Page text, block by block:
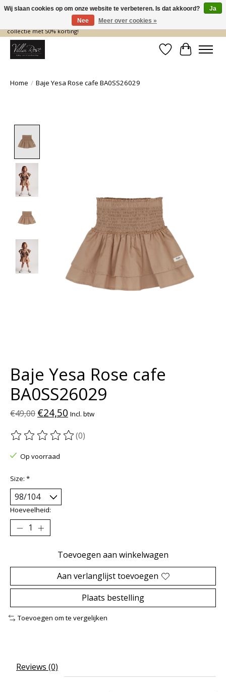
De nieuwe collectie komt eraan… en wij maken ruimte! Shop nu de zomer
collectie met 50% korting!
Verlanglijst
Home / Baje Yesa Rose cafe BA0SS26029
Baje Yesa Rose cafe
BA0SS26029
€49,00 €24,50 Incl. btw
De beoordeling van dit product is
(0)
Op voorraad
Size: *
Hoeveelheid:
Toevoegen aan winkelwagen
Aan verlanglijst toevoegen
Plaats bestelling
Toevoegen om te vergelijken
Reviews (0)
Wij slaan cookies op om onze website te verbeteren. Is dat akkoord?
Ja
Nee
Meer over cookies »